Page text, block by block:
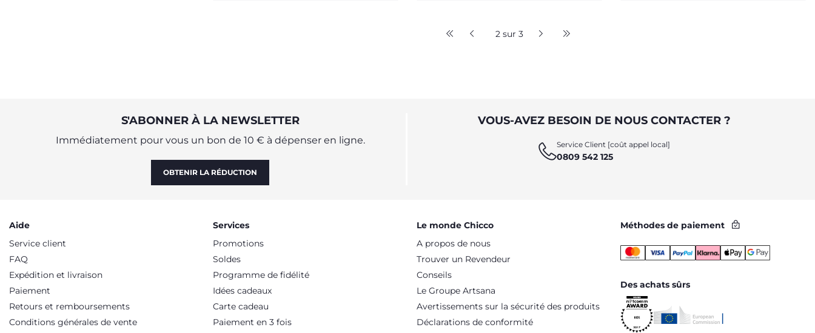
2 sur 3
S'ABONNER À LA NEWSLETTER
Immédiatement pour vous un bon de 10 € à dépenser en ligne.
OBTENIR LA RÉDUCTION
VOUS-AVEZ BESOIN DE NOUS CONTACTER ?
Service Client [coût appel local]
0809 542 125
Aide
Service client
FAQ
Expédition et livraison
Paiement
Retours et remboursements
Conditions générales de vente
Services
Promotions
Soldes
Programme de fidélité
Idées cadeaux
Carte cadeau
Paiement en 3 fois
Le monde Chicco
A propos de nous
Trouver un Revendeur
Conseils
Le Groupe Artsana
Avertissements sur la sécurité des produits
Déclarations de conformité
Méthodes de paiement
Des achats sûrs